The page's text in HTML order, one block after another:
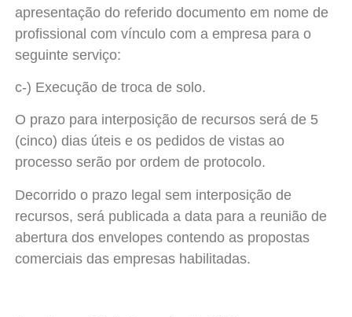
apresentação do referido documento em nome de
profissional com vínculo com a empresa para o
seguinte serviço:
c-) Execução de troca de solo.
O prazo para interposição de recursos será de 5
(cinco) dias úteis e os pedidos de vistas ao
processo serão por ordem de protocolo.
Decorrido o prazo legal sem interposição de
recursos, será publicada a data para a reunião de
abertura dos envelopes contendo as propostas
comerciais das empresas habilitadas.